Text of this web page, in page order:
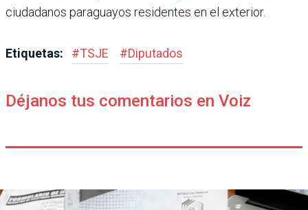
ciudadanos paraguayos residentes en el exterior.
Etiquetas: #TSJE #Diputados
Déjanos tus comentarios en Voiz